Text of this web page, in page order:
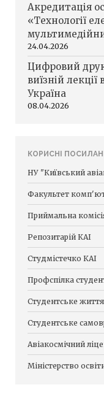
Акредитація
«Технології
24.04.2026
Цифровий друк
виїзній лекції
Україна
08.04.2026
КОРИСНІ
НУ "Київський
Факультет
Приймальна
Репозитарій КАІ
Студмістечко КАІ
Профспілка
Студентське
Студентське
Авіакосмічний
Міністерство